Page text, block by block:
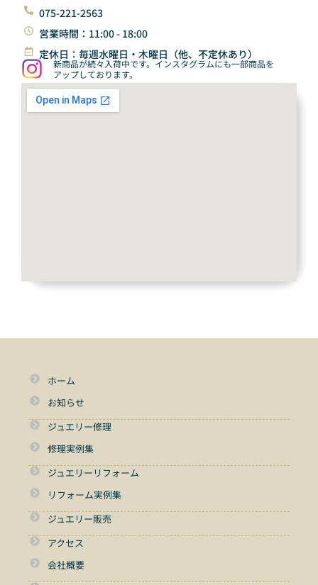
075-221-2563
営業時間：11:00 - 18:00
定休日：毎週水曜日・木曜日（他、不定休あり）
新商品が続々入荷中です。インスタグラムにも一部商品を
アップしております。
ホーム
お知らせ
ジュエリー修理
修理実例集
ジュエリーリフォーム
リフォーム実例集
ジュエリー販売
アクセス
会社概要